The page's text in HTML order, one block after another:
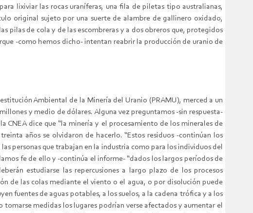
lixiviar las rocas uraníferas, una fila de piletas tipo australianas,
original sujeto por una suerte de alambre de gallinero oxidado,
pilas de cola y de las escombreras y a dos obreros que, protegidos
-como hemos dicho- intentan reabrir la producción de uranio de
Ambiental de la Minería del Uranio (PRAMU), merced a un
y medio de dólares. Alguna vez preguntamos -sin respuesta-
dice que “la minería y el procesamiento de los minerales de
años se olvidaron de hacerlo. “Estos residuos -continúan los
personas que trabajan en la industria como para los individuos del
fe de ello y -continúa el informe- “dados los largos períodos de
estudiarse las repercusiones a largo plazo de los procesos
de las colas mediante el viento o el agua, o por disolución puede
fuentes de aguas potables, a los suelos, a la cadena trófica y a los
medidas los lugares podrían verse afectados y aumentar el